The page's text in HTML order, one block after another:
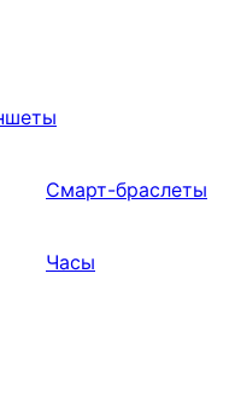
Смарт-браслеты
Часы